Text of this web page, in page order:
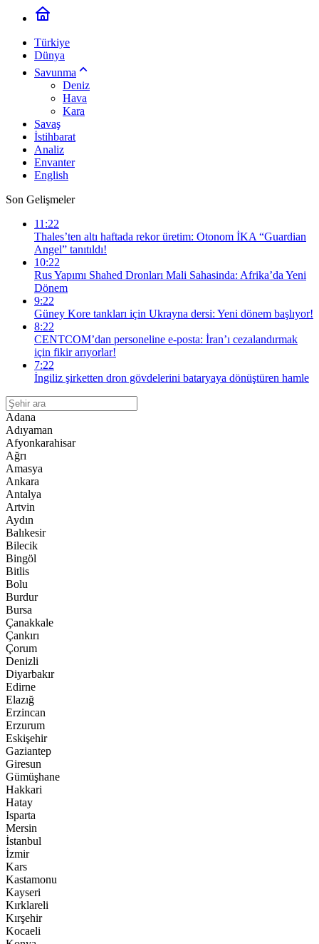
Türkiye
Dünya
Savunma
Deniz
Hava
Kara
Savaş
İstihbarat
Analiz
Envanter
English
Son Gelişmeler
11:22
Thales’ten altı haftada rekor üretim: Otonom İKA “Guardian
Angel” tanıtıldı!
10:22
Rus Yapımı Shahed Dronları Mali Sahasinda: Afrika’da Yeni
Dönem
9:22
Güney Kore tankları için Ukrayna dersi: Yeni dönem başlıyor!
8:22
CENTCOM’dan personeline e-posta: İran’ı cezalandırmak
için fikir arıyorlar!
7:22
İngiliz şirketten dron gövdelerini bataryaya dönüştüren hamle
Adana
Adıyaman
Afyonkarahisar
Ağrı
Amasya
Ankara
Antalya
Artvin
Aydın
Balıkesir
Bilecik
Bingöl
Bitlis
Bolu
Burdur
Bursa
Çanakkale
Çankırı
Çorum
Denizli
Diyarbakır
Edirne
Elazığ
Erzincan
Erzurum
Eskişehir
Gaziantep
Giresun
Gümüşhane
Hakkari
Hatay
Isparta
Mersin
İstanbul
İzmir
Kars
Kastamonu
Kayseri
Kırklareli
Kırşehir
Kocaeli